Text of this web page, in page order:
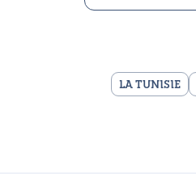
LA TUNISIE